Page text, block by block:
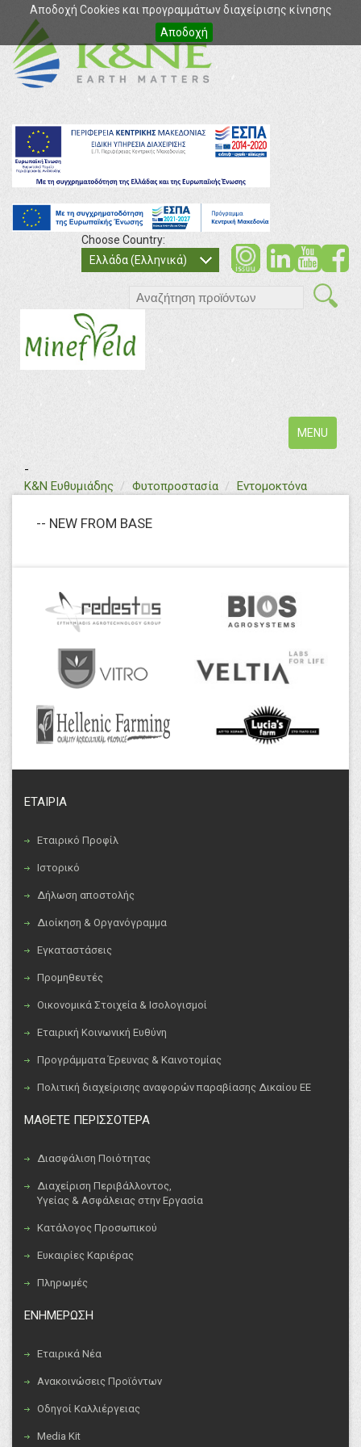
Αποδοχή Cookies και προγραμμάτων διαχείρισης κίνησης
Αποδοχή
Choose Country:
Ελλάδα (Ελληνικά)
Toggle
navigation
MENU
-
Κ&Ν Ευθυμιάδης textΦυτοπροστασία Εντομοκτόνα
-- NEW FROM BASE
ΕΤΑΙΡΙΑ
Εταιρικό Προφίλ
Ιστορικό
Δήλωση αποστολής
Διοίκηση & Οργανόγραμμα
Εγκαταστάσεις
Προμηθευτές
Οικονομικά Στοιχεία & Ισολογισμοί
Εταιρική Κοινωνική Ευθύνη
Προγράμματα Έρευνας & Καινοτομίας
Πολιτική διαχείρισης αναφορών παραβίασης Δικαίου ΕΕ
ΜΑΘΕΤΕ ΠΕΡΙΣΣΟΤΕΡΑ
Διασφάλιση Ποιότητας
Διαχείριση Περιβάλλοντος,
Υγείας & Ασφάλειας στην Εργασία
Κατάλογος Προσωπικού
Ευκαιρίες Καριέρας
Πληρωμές
ΕΝΗΜΕΡΩΣΗ
Εταιρικά Νέα
Ανακοινώσεις Προϊόντων
Οδηγοί Καλλιέργειας
Media Kit